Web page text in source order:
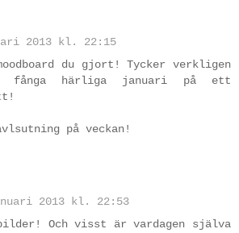
2013 kl. 22:15
du gjort! Tycker verkligen
fånga härliga januari på ett
på veckan!
2013 kl. 22:53
Och visst är vardagen själva